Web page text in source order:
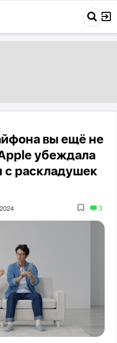
вы ещё не
убеждала
с раскладушек
3